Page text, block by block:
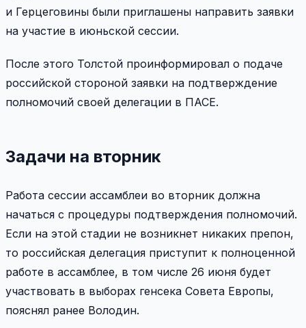
и Герцеговины были приглашены направить заявки
на участие в июньской сессии.
После этого Толстой проинформировал о подаче
российской стороной заявки на подтверждение
полномочий своей делегации в ПАСЕ.
Задачи на вторник
Работа сессии ассамблеи во вторник должна
начаться с процедуры подтверждения полномочий.
Если на этой стадии не возникнет никаких препон,
то российская делегация приступит к полноценной
работе в ассамблее, в том числе 26 июня будет
участвовать в выборах генсека Совета Европы,
пояснял ранее Володин.